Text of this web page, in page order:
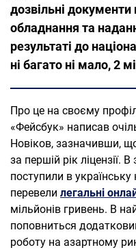
дозвільні
обладнання та
результаті до
ні багато ні мало, 2
Про це на своєму
«Фейсбук» написав
Новіков, зазначивши,
за першій рік ліцензії.
поступили в
перевели легальні
мільйонів гривень. В
поповниться
роботу на азартному